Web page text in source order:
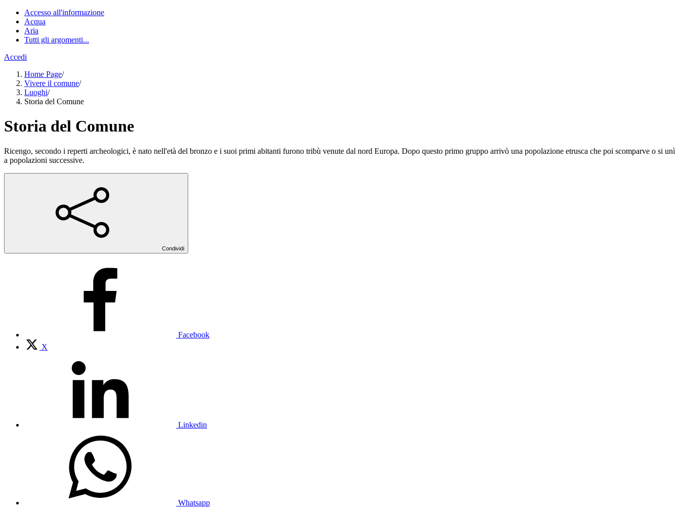
Accesso all'informazione
Acqua
Aria
Tutti gli argomenti...
Accedi
Home Page/
Vivere il comune/
Luoghi/
Storia del Comune
Storia del Comune
Ricengo, secondo i reperti archeologici, è nato nell'età del bronzo e i suoi primi abitanti furono tribù venute dal nord Europa. Dopo questo primo gruppo arrivò una popolazione etrusca che poi scomparve o si unì
a popolazioni successive.
Condividi
Facebook
X
Linkedin
Whatsapp